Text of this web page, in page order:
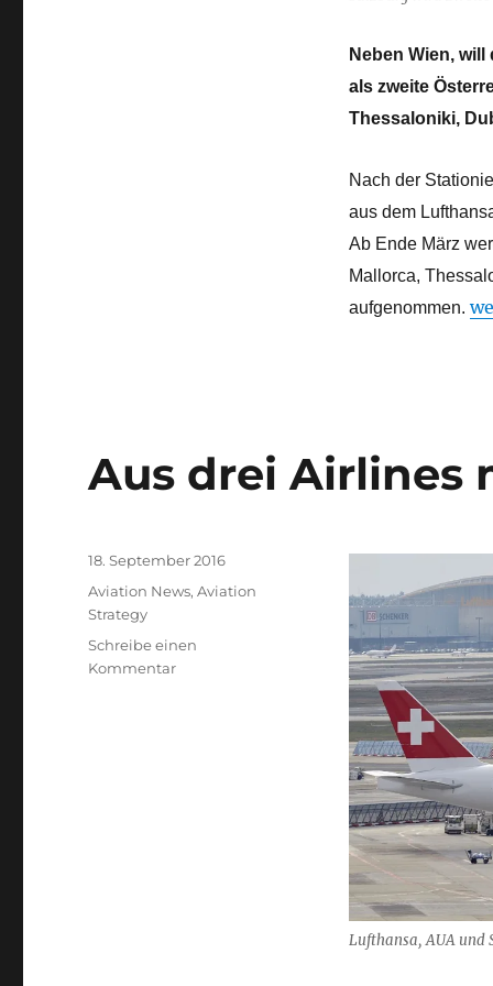
Neben Wien,
als zweite
Thessaloniki,
Nach der
aus dem
Ab Ende März
Mallorca,
aufgenommen.
Aus drei Airlines
Lufthansa, AUA und
Veröffentlicht
am
18. September 2016
Kategorien
Aviation News,Aviation
Strategy
Schreibe einen
Kommentarzu